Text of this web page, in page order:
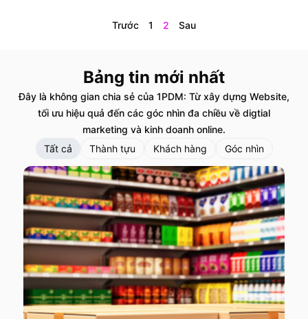
Trước 1 2 Sau
Bảng tin mới nhất
Đây là không gian chia sẻ của 1PDM: Từ xây dựng Website,
tối ưu hiệu quả đến các góc nhìn đa chiều về digtial
marketing và kinh doanh online.
Tất cả
Thành tựu Khách hàng Góc nhìn